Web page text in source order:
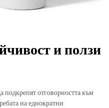
и ползи
подкрепят отговорността към
на еднократни